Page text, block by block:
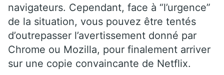
navigateurs. Cependant, face à “l’urgence”
de la situation, vous pouvez être tentés
d’outrepasser l’avertissement donné par
Chrome ou Mozilla, pour finalement arriver
sur une copie convaincante de Netflix.